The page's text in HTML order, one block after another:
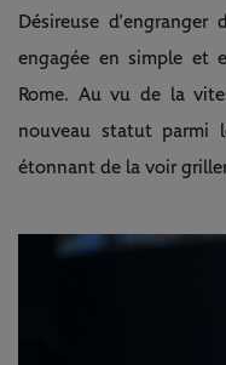
Désireuse d’engranger
engagée en simple et
Rome. Au vu de la
nouveau statut parmi
étonnant de la voir